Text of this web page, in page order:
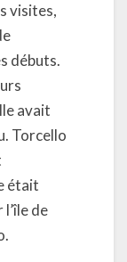
visites,
débuts.
avait
Torcello
était
de